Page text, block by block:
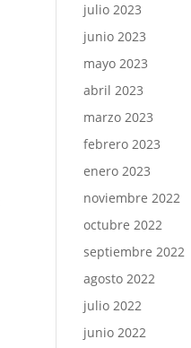
julio 2023
junio 2023
mayo 2023
abril 2023
marzo 2023
febrero 2023
enero 2023
noviembre 2022
octubre 2022
septiembre 2022
agosto 2022
julio 2022
junio 2022